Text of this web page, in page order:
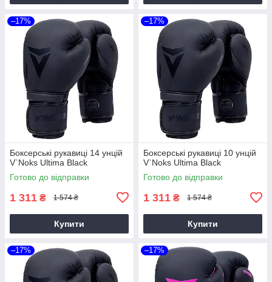
–17%
Боксерські рукавиці 14 унцій
V`Noks Ultima Black
Готово до відправки
1 311 ₴ 1 574 ₴
Купити
–17%
Боксерські рукавиці 10 унцій
V`Noks Ultima Black
Готово до відправки
1 311 ₴ 1 574 ₴
Купити
–17% –17%